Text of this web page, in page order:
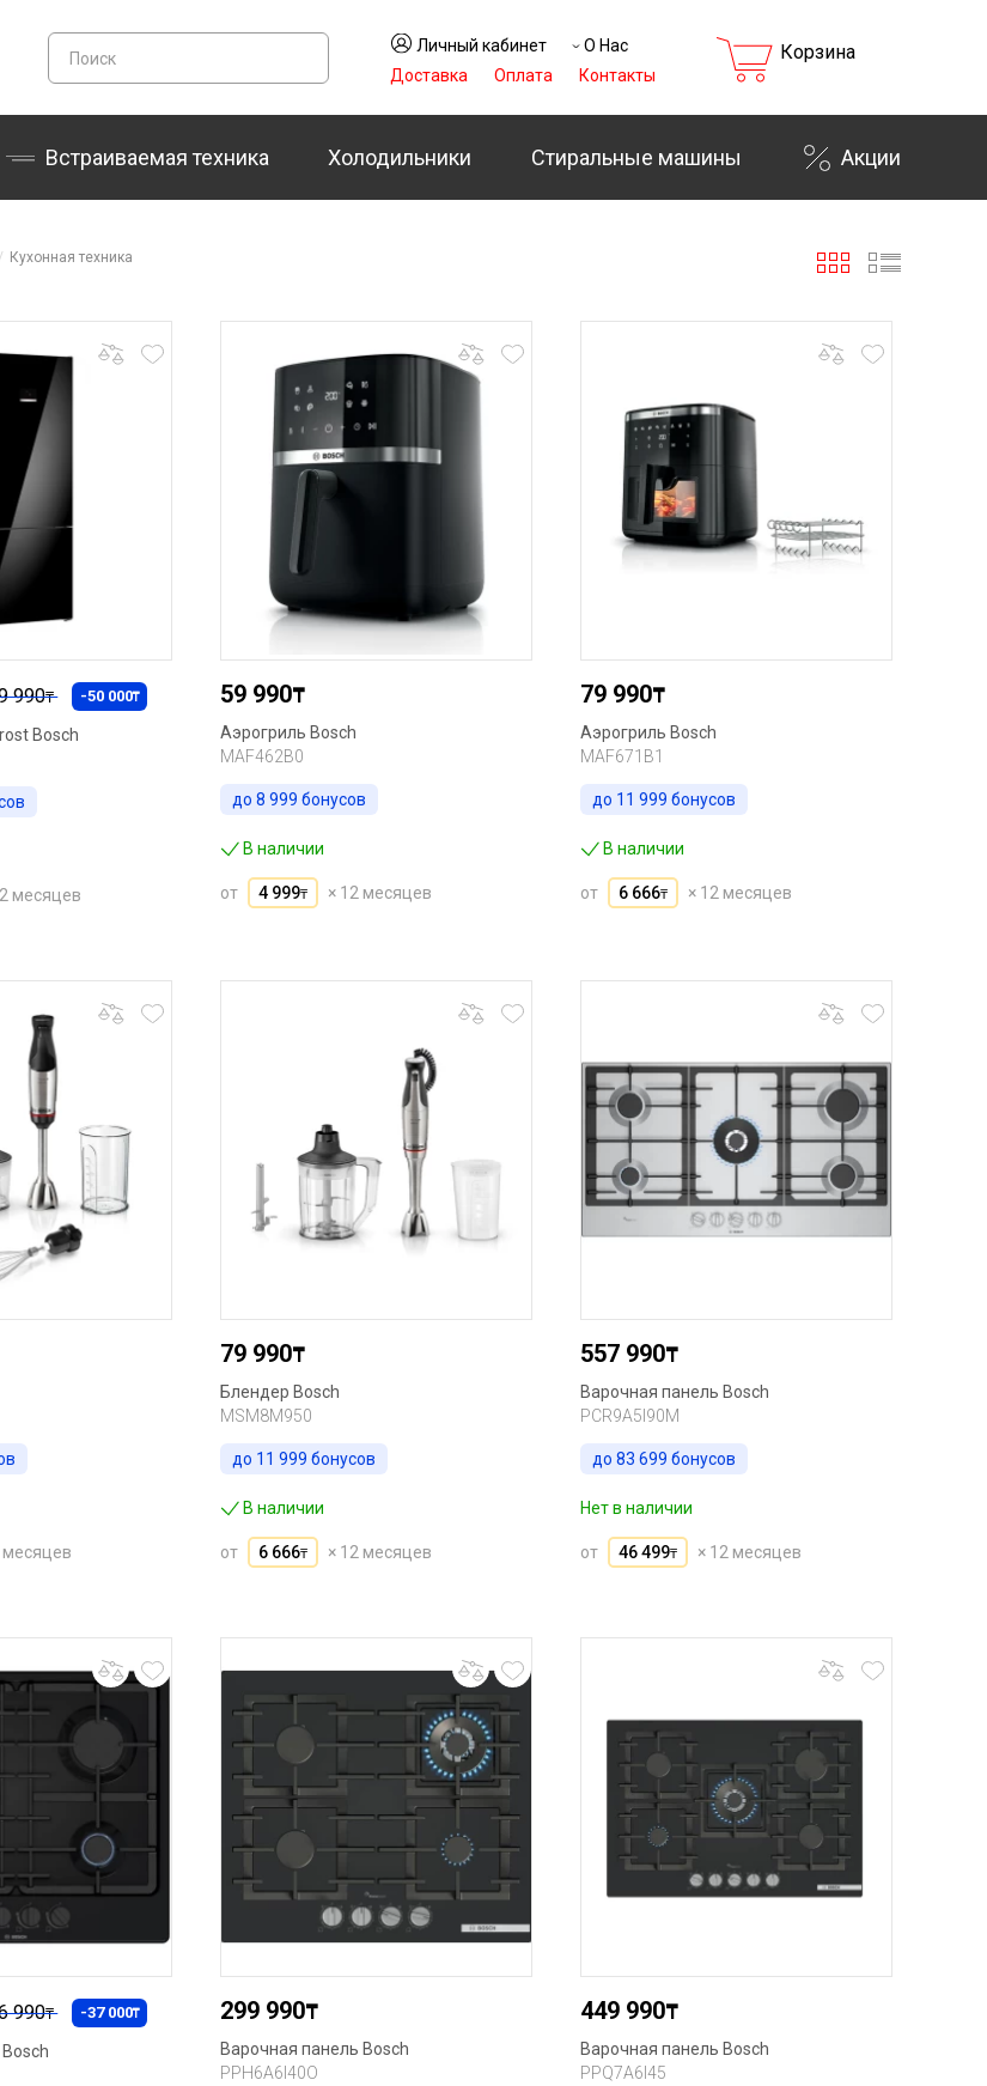
Личный кабинет
О Нас
Доставка
Оплата Контакты
Корзина
Холодильники Стиральные машины
Встраиваемая техника Акции
Кухонная техника
990₸ -50 000₸
Bosch
месяцев
59 990₸
Аэрогриль Bosch
MAF462B0
до 8 999 бонусов
В наличии
от 4 999₸ × 12 месяцев
79 990₸
Аэрогриль Bosch
MAF671B1
до 11 999 бонусов
В наличии
от 6 666₸ × 12 месяцев
месяцев
79 990₸
Блендер Bosch
MSM8M950
до 11 999 бонусов
В наличии
от 6 666₸ × 12 месяцев
557 990₸
Варочная панель Bosch
PCR9A5I90M
до 83 699 бонусов
Нет в наличии
от 46 499₸ × 12 месяцев
990₸ -37 000₸ 299 990₸
Варочная панель Bosch
PPH6A6I40O
449 990₸
Варочная панель Bosch
PPQ7A6I45